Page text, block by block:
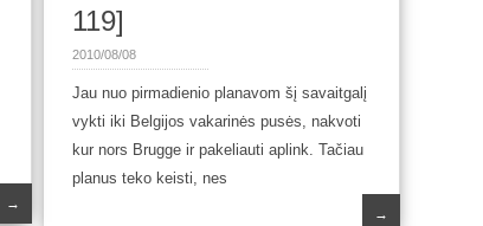
119]
2010/08/08
Jau nuo pirmadienio planavom šį savaitgalį
vykti iki Belgijos vakarinės pusės, nakvoti
kur nors Brugge ir pakeliauti aplink. Tačiau
planus teko keisti, nes
→
→